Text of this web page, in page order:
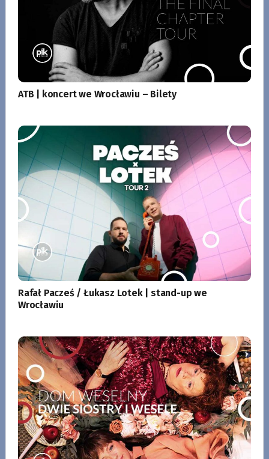
ATB | koncert we Wrocławiu – Bilety
Rafał Pacześ / Łukasz Lotek | stand-up we
Wrocławiu